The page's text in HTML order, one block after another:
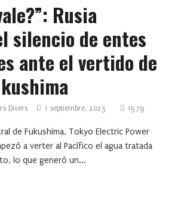
Rusia
silencio de entes
ante el vertido de
Divers 1 septiembre, 2023 1579
de Fukushima, Tokyo Electric Power
a verter al Pacífico el agua tratada
lo que generó un...